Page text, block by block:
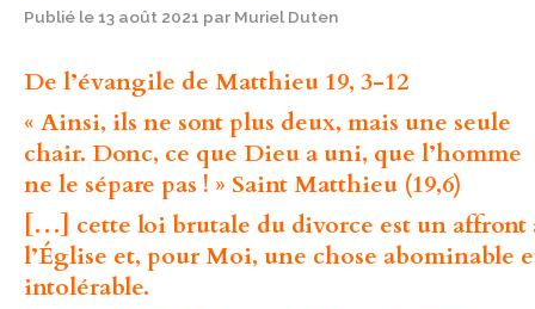
Publié le 13 août 2021 par Muriel Duten
De l’évangile de Matthieu 19, 3-12
« Ainsi, ils ne sont plus deux, mais une seule
chair. Donc, ce que Dieu a uni, que l’homme
ne le sépare pas ! » Saint Matthieu (19,6)
[…] cette loi brutale du divorce est un affront
l’Église et, pour Moi, une chose abominable
intolérable.